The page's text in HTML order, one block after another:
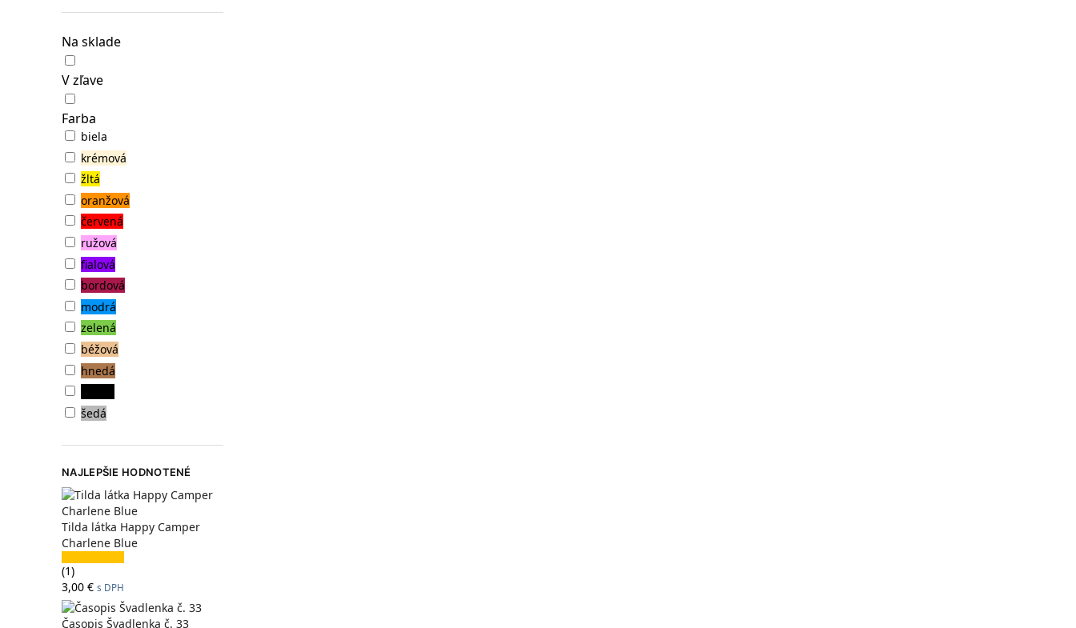
Na sklade
V zľave
Farba
biela
krémová
žltá
oranžová
červená
ružová
fialová
bordová
modrá
zelená
béžová
hnedá
šedá
NAJLEPŠIE HODNOTENÉ
Tilda látka Happy Camper
Charlene Blue
(1)
3,00 € s DPH
Časopis Švadlenka č. 33